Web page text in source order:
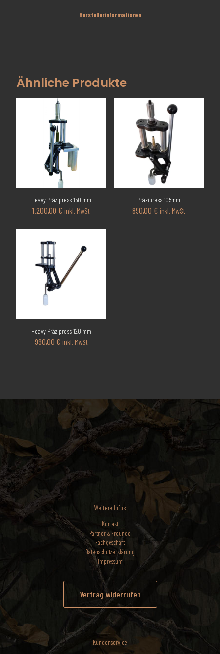
Herstellerinformationen
Ähnliche Produkte
Heavy Präzipress 150 mm
1.200,00€ inkl. MwSt
Präzipress 105mm
890,00€ inkl. MwSt
Heavy Präzipress 120 mm
990,00 € inkl. MwSt
Weitere Infos
Kontakt
Partner & Freunde
Fachgeschäft
Datenschutzerklärung
Impressum
Vertrag widerrufen
Kundenservice